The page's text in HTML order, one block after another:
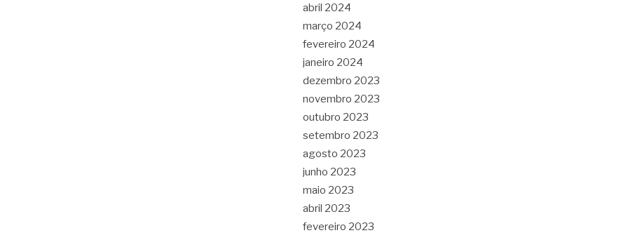
abril 2024
março 2024
fevereiro 2024
janeiro 2024
dezembro 2023
novembro 2023
outubro 2023
setembro 2023
agosto 2023
junho 2023
maio 2023
abril 2023
fevereiro 2023